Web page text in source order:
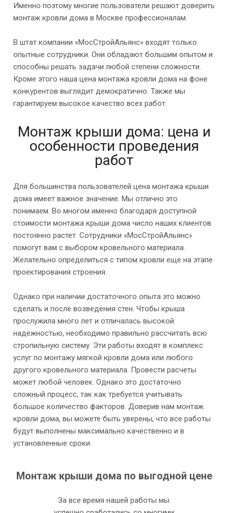
Именно поэтому многие пользователи решают доверить
монтаж кровли дома в Москве профессионалам.
В штат компании «МосСтройАльянс» входят только
опытные сотрудники. Они обладают большим опытом и
способны решать задачи любой степени сложности.
Кроме этого наша цена монтажа кровли дома на фоне
конкурентов выглядит демократично. Также мы
гарантируем высокое качество всех работ.
Монтаж крыши дома: цена и
особенности проведения
работ
Для большинства пользователей цена монтажа крыши
дома имеет важное значение. Мы отлично это
понимаем. Во многом именно благодаря доступной
стоимости монтажа крыши дома число наших клиентов
постоянно растет. Сотрудники «МосСтройАльянс»
помогут вам с выбором кровельного материала.
Желательно определиться с типом кровли еще на этапе
проектирования строения.
Однако при наличии достаточного опыта это можно
сделать и после возведения стен. Чтобы крыша
прослужила много лет и отличалась высокой
надежностью, необходимо правильно рассчитать всю
стропильную систему. Эти работы входят в комплекс
услуг по монтажу мягкой кровли дома или любого
другого кровельного материала. Провести расчеты
может любой человек. Однако это достаточно
сложный процесс, так как требуется учитывать
большое количество факторов. Доверив нам монтаж
кровли дома, вы можете быть уверены, что все работы
будут выполнены максимально качественно и в
установленные сроки.
Монтаж крыши дома по выгодной цене
За все время нашей работы мы